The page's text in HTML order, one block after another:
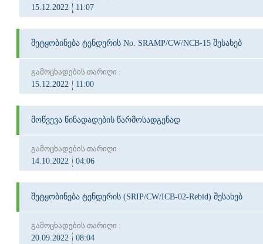
15.12.2022
11:07
შეტყობინება ტენდერის No. SRAMP/CW/NCB-15 შესახებ
გამოცხადების თარიღი :
15.12.2022
11:00
მოწვევა წინადადების წარმოსადგენად
გამოცხადების თარიღი :
14.10.2022
04:06
შეტყობინება ტენდერის (SRIP/CW/ICB-02-Rebid) შესახებ
გამოცხადების თარიღი :
20.09.2022
08:04